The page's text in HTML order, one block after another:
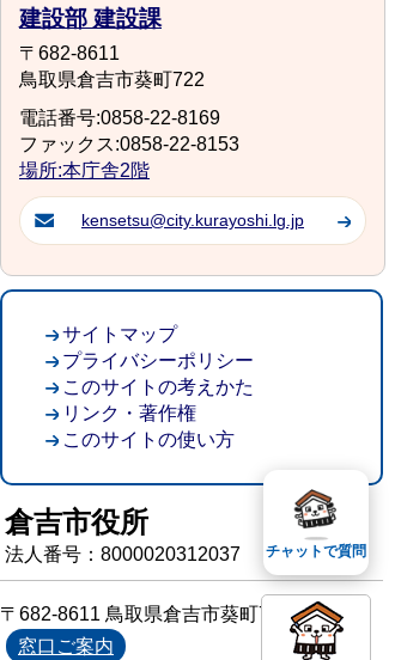
建設部 建設課
〒682-8611
鳥取県倉吉市葵町722
電話番号:0858-22-8169
ファックス:0858-22-8153
場所:本庁舎2階
kensetsu@city.kurayoshi.lg.jp
サイトマップ
プライバシーポリシー
このサイトの考えかた
リンク・著作権
このサイトの使い方
倉吉市役所
法人番号：8000020312037
〒682-8611 鳥取県倉吉市葵町722
窓口ご案内
チャットで質問